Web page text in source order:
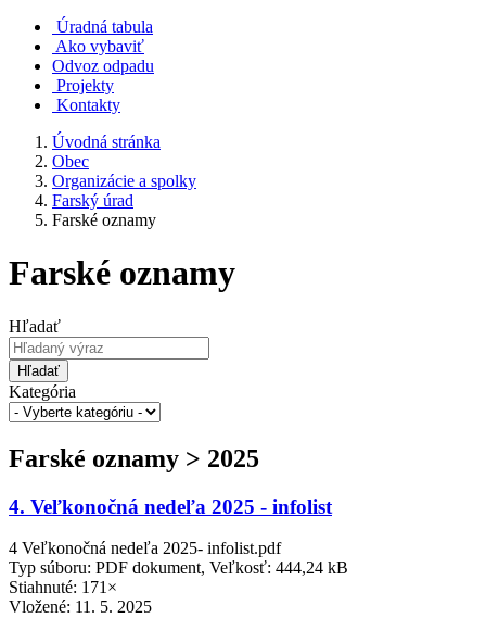
Úradná tabula
Ako vybaviť
Odvoz odpadu
Projekty
Kontakty
Úvodná stránka
Obec
Organizácie a spolky
Farský úrad
Farské oznamy
Farské oznamy
Hľadať
Hľadať
Kategória
Farské oznamy > 2025
4. Veľkonočná nedeľa 2025 - infolist
4 Veľkonočná nedeľa 2025- infolist.pdf
Typ súboru: PDF dokument, Veľkosť: 444,24 kB
Stiahnuté: 171×
Vložené: 11. 5. 2025